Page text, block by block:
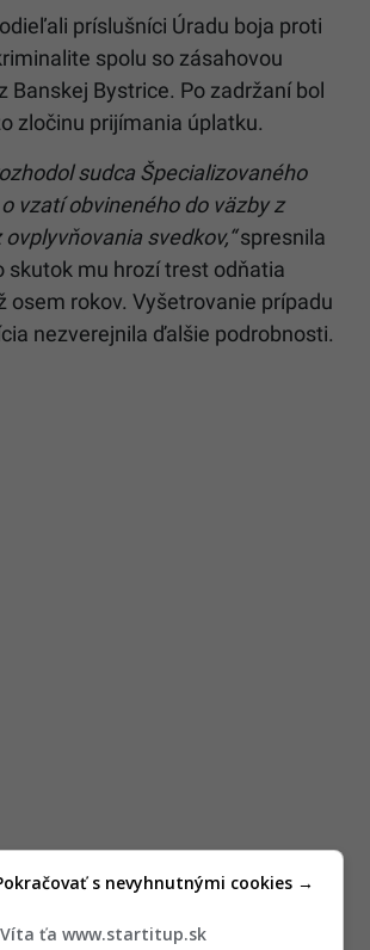
príslušníci Úradu boja proti
spolu so zásahovou
Banskej Bystrice. Po zadržaní bol
zločinu prijímania úplatku.
sudca Špecializovaného
vzatí obvineného do väzby z
svedkov,“spresnila
skutok mu hrozí trest odňatia
osem rokov. Vyšetrovanie prípadu
nezverejnila ďalšie podrobnosti.
Víta ťa www.startitup.sk
s nevyhnutnými cookies →